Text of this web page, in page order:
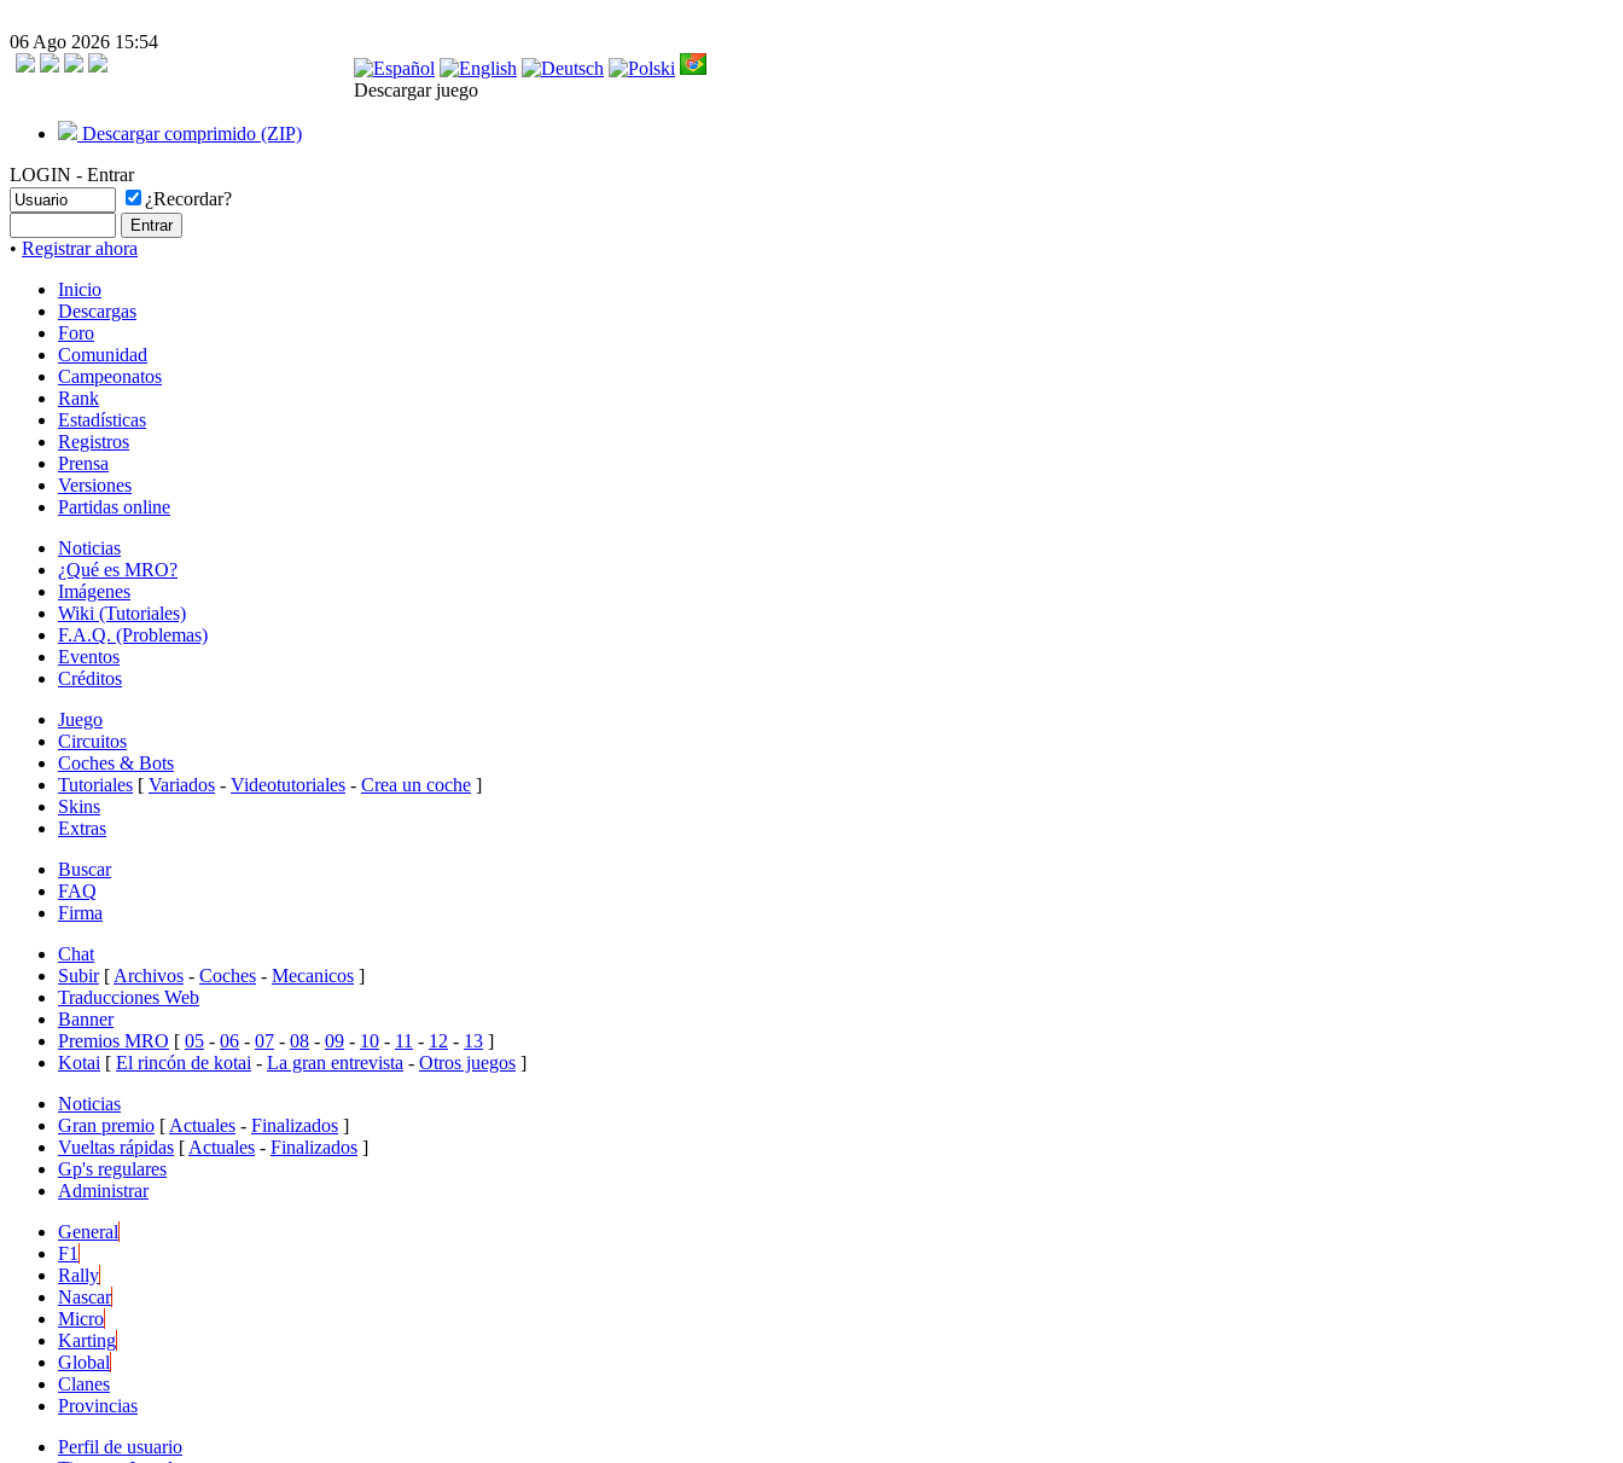
06 Ago 2026 15:54
Descargar juego
Descargar comprimido (ZIP)
LOGIN - Entrar
¿Recordar?
• Registrar ahora
Inicio
Descargas
Foro
Comunidad
Campeonatos
Rank
Estadísticas
Registros
Prensa
Versiones
Partidas online
Noticias
¿Qué es MRO?
Imágenes
Wiki (Tutoriales)
F.A.Q. (Problemas)
Eventos
Créditos
Juego
Circuitos
Coches & Bots
Tutoriales [ Variados - Videotutoriales - Crea un coche ]
Skins
Extras
Buscar
FAQ
Firma
Chat
Subir [ Archivos - Coches - Mecanicos ]
Traducciones Web
Banner
Premios MRO [ 05 - 06 - 07 - 08 - 09 - 10 - 11 - 12 - 13 ]
Kotai [ El rincón de kotai - La gran entrevista - Otros juegos ]
Noticias
Gran premio [ Actuales - Finalizados ]
Vueltas rápidas [ Actuales - Finalizados ]
Gp's regulares
Administrar
General
F1
Rally
Nascar
Micro
Karting
Global
Clanes
Provincias
Perfil de usuario